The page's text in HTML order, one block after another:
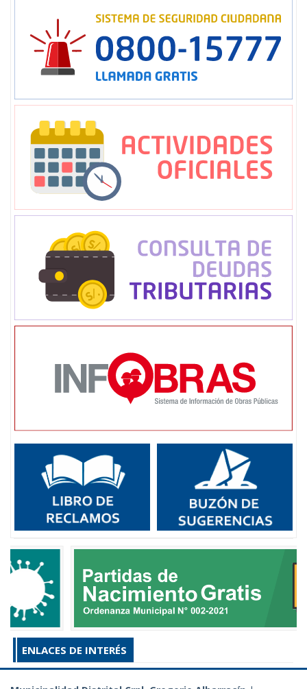
ENLACES DE INTERÉS